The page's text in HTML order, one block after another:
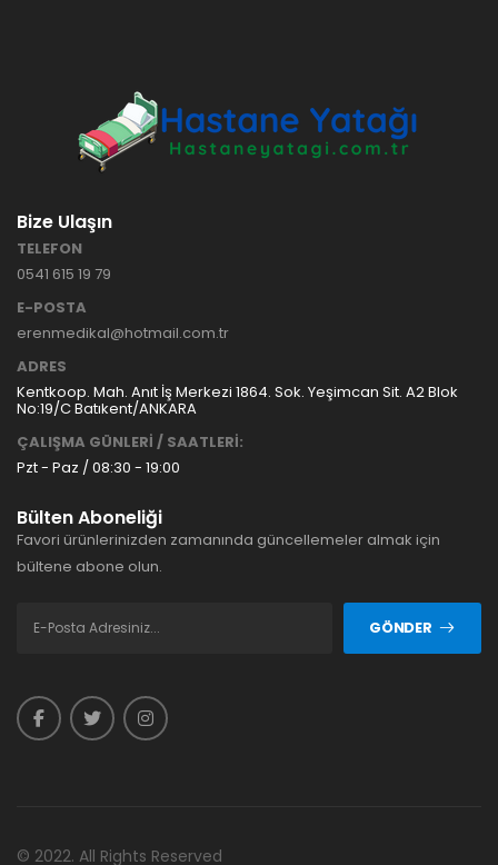
Bize Ulaşın
TELEFON
0541 615 19 79
E-POSTA
erenmedikal@hotmail.com.tr
ADRES
Kentkoop. Mah. Anıt İş Merkezi 1864. Sok. Yeşimcan Sit. A2 Blok
No:19/C Batıkent/ANKARA
ÇALIŞMA GÜNLERİ / SAATLERİ:
Pzt - Paz / 08:30 - 19:00
Bülten Aboneliği
Favori ürünlerinizden zamanında güncellemeler almak için
bültene abone olun.
GÖNDER
© 2022. All Rights Reserved